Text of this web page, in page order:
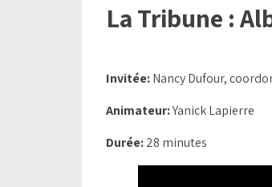
La Tribune :
Invitée:Nancy Dufour,
Animateur:Yanick Lapierre
Durée:28 minutes